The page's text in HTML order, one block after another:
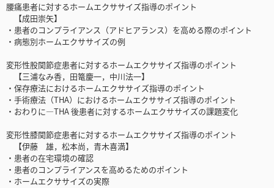
腰痛患者に対するホームエクササイズ指導のポイント
【成田崇矢】
・患者のコンプライアンス（アドヒアランス）を高める際のポイント
・病態別ホームエクササイズの例
変形性股関節症患者に対するホームエクササイズ指導のポイント
【三浦なみ香，田篭慶一，中川法一】
・保存療法におけるホームエクササイズ指導のポイント
・手術療法（THA）におけるホームエクササイズ指導のポイント
・おわりに―THA 後患者に対するホームエクササイズの課題変化
変形性膝関節症患者に対するホームエクササイズ指導のポイント
【伊藤 雄，松本尚，青木喜満】
・患者の在宅環境の確認
・患者のコンプライアンスを高めるためのポイント
・ホームエクササイズの実際